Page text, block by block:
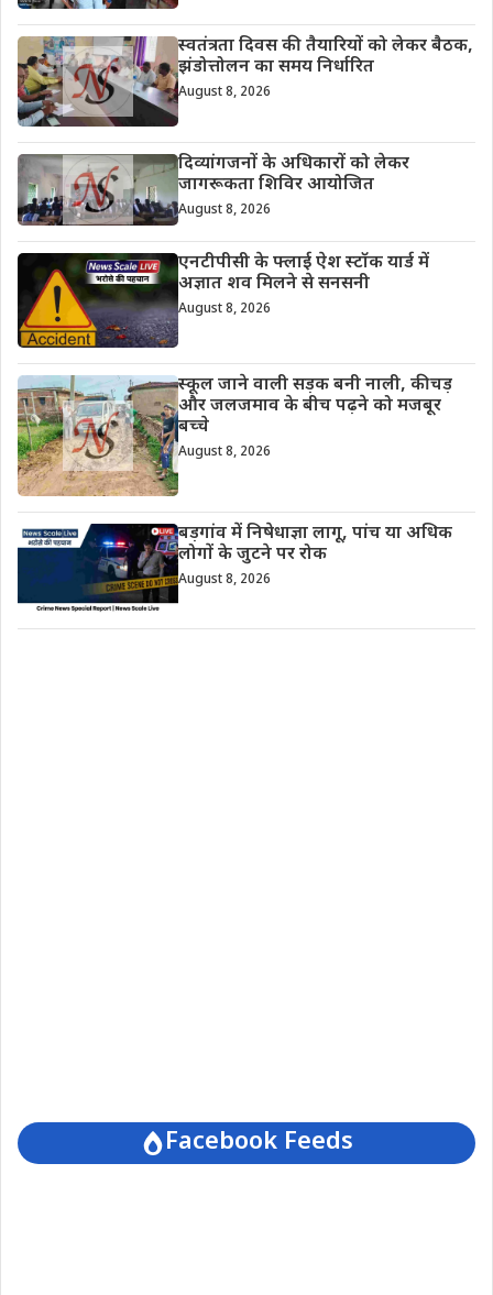
स्वतंत्रता दिवस की तैयारियों को लेकर बैठक,
झंडोत्तोलन का समय निर्धारित
August 8, 2026
दिव्यांगजनों के अधिकारों को लेकर
जागरूकता शिविर आयोजित
August 8, 2026
एनटीपीसी के फ्लाई ऐश स्टॉक यार्ड में
अज्ञात शव मिलने से सनसनी
August 8, 2026
स्कूल जाने वाली सड़क बनी नाली, कीचड़
और जलजमाव के बीच पढ़ने को मजबूर
बच्चे
August 8, 2026
बड़गांव में निषेधाज्ञा लागू, पांच या अधिक
लोगों के जुटने पर रोक
August 8, 2026
Facebook Feeds